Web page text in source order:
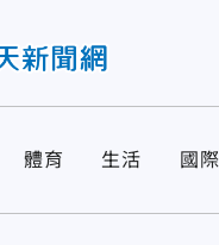
體育 生活 國際